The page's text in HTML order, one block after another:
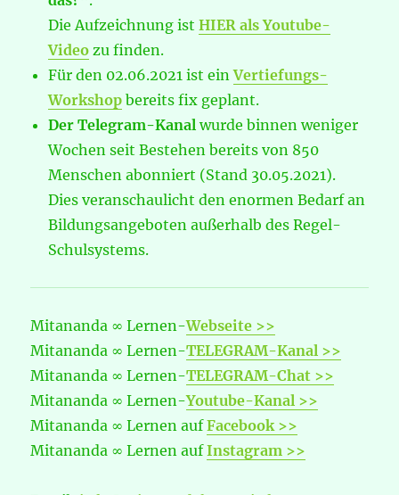
Die Aufzeichnung istHIER als Youtube-
Video zu finden.
Für den 02.06.2021 ist einVertiefungs-
Workshop bereits fix geplant.
Der Telegram-Kanal wurde binnen weniger
Wochen seit Bestehen bereits von 850
Menschen abonniert (Stand 30.05.2021).
Dies veranschaulicht den enormen Bedarf an
Bildungsangeboten außerhalb des Regel-
Schulsystems.
Mitananda ∞ Lernen-Webseite >>
Mitananda ∞ Lernen-TELEGRAM-Kanal >>
Mitananda ∞ Lernen-TELEGRAM-Chat >>
Mitananda ∞ Lernen-Youtube-Kanal >>
Mitananda ∞ Lernen aufFacebook >>
Mitananda ∞ Lernen aufInstagram >>